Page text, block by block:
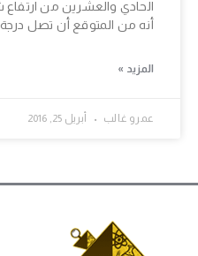
الحادي والعشرين من ارتفاع
أنه من المتوقع أن تصل درجة
المزيد »
عمرو غالب أبريل 25, 2016